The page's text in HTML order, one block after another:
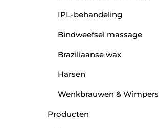
IPL-behandeling
Bindweefsel massage
Braziliaanse wax
Harsen
Wenkbrauwen & Wimpers
Producten